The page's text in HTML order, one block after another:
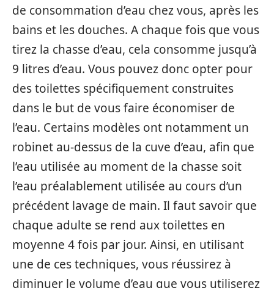
de consommation d’eau chez vous, après les
bains et les douches. A chaque fois que vous
tirez la chasse d’eau, cela consomme jusqu’à
9 litres d’eau. Vous pouvez donc opter pour
des toilettes spécifiquement construites
dans le but de vous faire économiser de
l’eau. Certains modèles ont notamment un
robinet au-dessus de la cuve d’eau, afin que
l’eau utilisée au moment de la chasse soit
l’eau préalablement utilisée au cours d’un
précédent lavage de main. Il faut savoir que
chaque adulte se rend aux toilettes en
moyenne 4 fois par jour. Ainsi, en utilisant
une de ces techniques, vous réussirez à
diminuer le volume d’eau que vous utiliserez